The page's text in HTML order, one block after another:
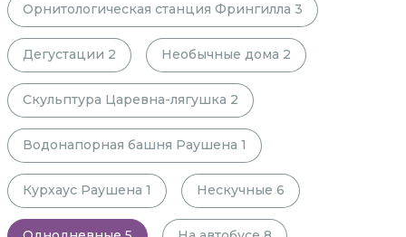
Орнитологическая станция Фрингилла 3
Дегустации 2 Необычные дома 2
Скульптура Царевна-лягушка 2
Водонапорная башня Раушена 1
Курхаус Раушена 1 Нескучные 6